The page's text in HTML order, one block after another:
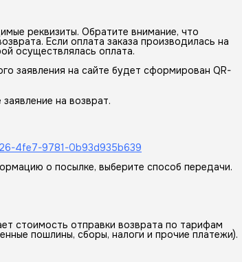
реквизиты. Обратите внимание, что
Если оплата заказа производилась на
осуществлялась оплата.
заявления на сайте будет сформирован QR-
на возврат.
4fe7-9781-0b93d935b639
о посылке, выберите способ передачи.
стоимость отправки возврата по тарифам
пошлины, сборы, налоги и прочие платежи).